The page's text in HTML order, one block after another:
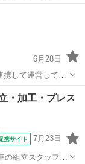
リユースしていま
6月28日
リユースしていま
・加工・プレス
携サイト 7月23日
の組立スタッフ